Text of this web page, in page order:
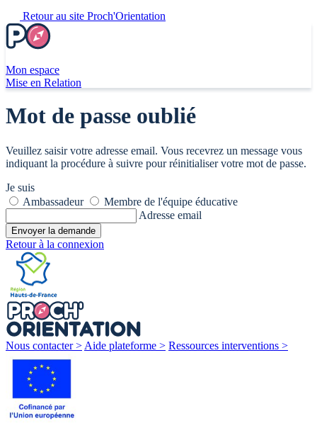
Retour au site Proch'Orientation
Mon espace
Mise en Relation
Mot de passe oublié
Veuillez saisir votre adresse email. Vous recevrez un message vous
indiquant la procédure à suivre pour réinitialiser votre mot de passe.
Je suis
Ambassadeur
Membre de l'équipe éducative
Adresse email
Envoyer la demande
Retour à la connexion
Nous contacter > Aide plateforme > Ressources interventions >